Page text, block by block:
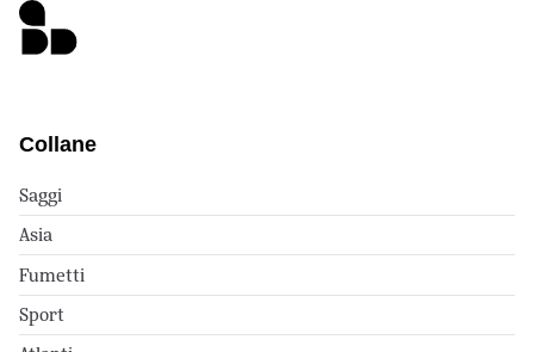
Collane
Saggi
Asia
Fumetti
Sport